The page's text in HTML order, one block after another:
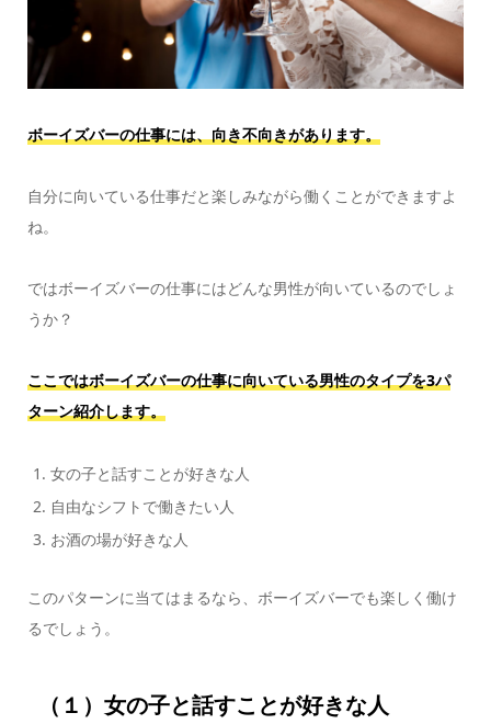
ボーイズバーの仕事には、向き不向きがあります。
自分に向いている仕事だと楽しみながら働くことができますよ
ね。
ではボーイズバーの仕事にはどんな男性が向いているのでしょ
うか？
ここではボーイズバーの仕事に向いている男性のタイプを3パ
ターン紹介します。
女の子と話すことが好きな人
自由なシフトで働きたい人
お酒の場が好きな人
このパターンに当てはまるなら、ボーイズバーでも楽しく働け
るでしょう。
（１）女の子と話すことが好きな人